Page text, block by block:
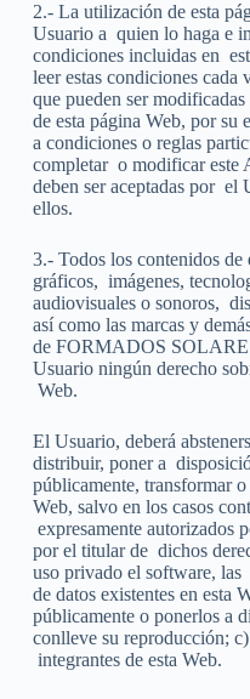
2.- La utilización de esta
Usuario a quien lo haga e
condiciones incluidas en
leer estas condiciones cada
que pueden ser
de esta página Web, por su
a condiciones o reglas
completar o modificar este
deben ser aceptadas por el
ellos.
3.- Todos los contenidos de
gráficos, imágenes,
audiovisuales o sonoros,
así como las marcas y
de FORMADOS
Usuario ningún derecho
Web.
El Usuario, deberá
distribuir, poner a
públicamente, transformar
Web, salvo en los casos
expresamente
por el titular de dichos
uso privado el software, las
de datos existentes en esta
públicamente o ponerlos a
conlleve su reproducción;
integrantes de esta Web.